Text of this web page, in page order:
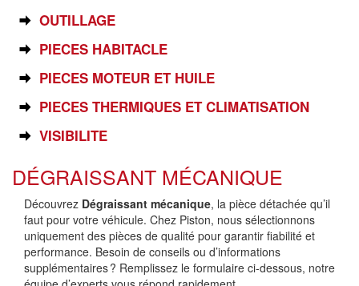
OUTILLAGE
PIECES HABITACLE
PIECES MOTEUR ET HUILE
PIECES THERMIQUES ET CLIMATISATION
VISIBILITE
DÉGRAISSANT MÉCANIQUE
Découvrez Dégraissant mécanique, la pièce détachée qu’il
faut pour votre véhicule. Chez Piston, nous sélectionnons
uniquement des pièces de qualité pour garantir fiabilité et
performance. Besoin de conseils ou d’informations
supplémentaires ? Remplissez le formulaire ci-dessous, notre